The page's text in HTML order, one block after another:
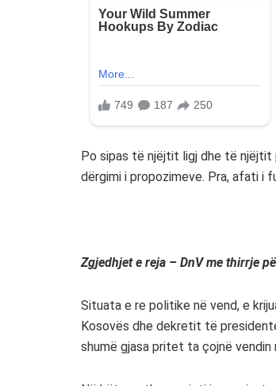
Po sipas të njëjtit ligj dhe të njëjtit
dërgimi i propozimeve. Pra, afati i
Zgjedhjet e reja – DnV me thirrje
Situata e re politike në vend, e
Kosovës dhe dekretit të
shumë gjasa pritet ta çojnë vendin